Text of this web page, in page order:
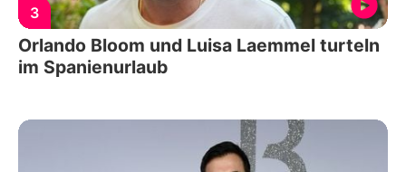
3
Orlando Bloom und Luisa Laemmel turteln
im Spanienurlaub